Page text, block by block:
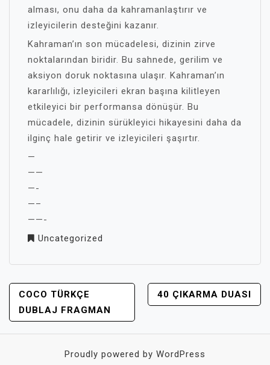
alması, onu daha da kahramanlaştırır ve
izleyicilerin desteğini kazanır.
Kahraman’ın son mücadelesi, dizinin zirve
noktalarından biridir. Bu sahnede, gerilim ve
aksiyon doruk noktasına ulaşır. Kahraman’ın
kararlılığı, izleyicileri ekran başına kilitleyen
etkileyici bir performansa dönüşür. Bu
mücadele, dizinin sürükleyici hikayesini daha da
ilginç hale getirir ve izleyicileri şaşırtır.
—
——
—-
—–
——-
Uncategorized
YAZI
GEZINMESI
COCO TÜRKÇE
DUBLAJ FRAGMAN
40 ÇIKARMA DUASI
Proudly powered by WordPress